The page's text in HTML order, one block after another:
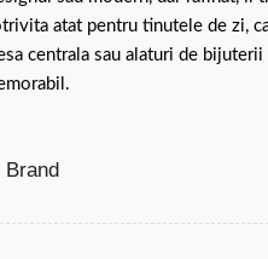
atat pentru tinutele de zi,
centrala sau alaturi de
Brand